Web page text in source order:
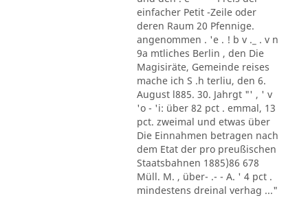
einfacher Petit -Zeile oder
deren Raum 20 Pfennige.
angenommen . 'e . ! b v ._ . v n
9a mtliches Berlin , den Die
Magisiräte, Gemeinde reises
mache ich S .h terliu, den 6.
August l885. 30. Jahrgt "' , ' v
'o - 'i: über 82 pct . emmal, 13
pct. zweimal und etwas über
Die Einnahmen betragen nach
dem Etat der pro preußischen
Staatsbahnen 1885)86 678
Müll. M. , über- .- - A. ' 4 pct .
mindestens dreinal verhag ..."